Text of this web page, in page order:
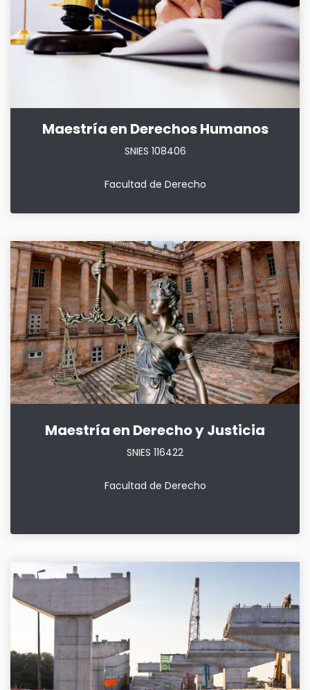
Maestría en Derechos Humanos
SNIES 108406
Facultad de Derecho
Maestría en Derecho y Justicia
SNIES 116422
Facultad de Derecho